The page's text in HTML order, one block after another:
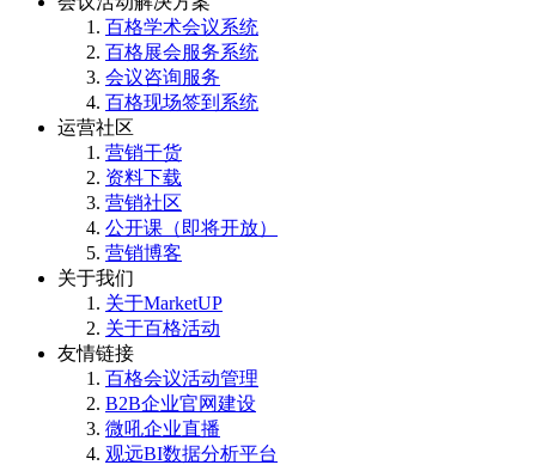
百格学术会议系统
百格展会服务系统
会议咨询服务
百格现场签到系统
运营社区
营销干货
资料下载
营销社区
公开课（即将开放）
营销博客
关于我们
关于MarketUP
关于百格活动
友情链接
百格会议活动管理
B2B企业官网建设
微吼企业直播
观远BI数据分析平台